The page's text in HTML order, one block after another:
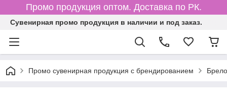
Промо продукция оптом. Доставка по РК.
Cувенирная промо продукция в наличии и под заказ.
Промо сувенирная продукция с брендированием